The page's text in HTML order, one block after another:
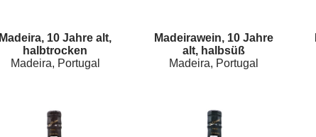
Madeira, 10 Jahre alt,
halbtrocken
Madeira, Portugal
Madeirawein, 10 Jahre
alt, halbsüß
Madeira, Portugal